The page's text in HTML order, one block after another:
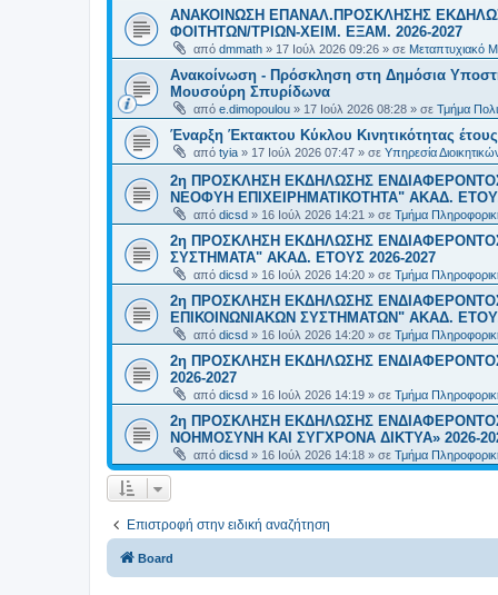
ΑΝΑΚΟΙΝΩΣΗ ΕΠΑΝΑΛ.ΠΡΟΣΚΛΗΣΗΣ
ΦΟΙΤΗΤΩΝ/ΤΡΙΩΝ-ΧΕΙΜ. ΕΞΑΜ. 2026-2027
από dmmath » 17 Ιούλ 2026 09:26 » σε Μεταπτυχιακό
Ανακοίνωση - Πρόσκληση στη Δημόσια
Μουσούρη Σπυρίδωνα
από e.dimopoulou » 17 Ιούλ 2026 08:28 » σε Τμήμα
Έναρξη Έκτακτου Κύκλου Κινητικότητας
από tyia » 17 Ιούλ 2026 07:47 » σε Υπηρεσία
2η ΠΡΟΣΚΛΗΣΗ ΕΚΔΗΛΩΣΗΣ
ΝΕΟΦΥΗ ΕΠΙΧΕΙΡΗΜΑΤΙΚΟΤΗΤΑ" ΑΚΑΔ.
από dicsd » 16 Ιούλ 2026 14:21 » σε Τμήμα
2η ΠΡΟΣΚΛΗΣΗ ΕΚΔΗΛΩΣΗΣ
ΣΥΣΤΗΜΑΤΑ" ΑΚΑΔ. ΕΤΟΥΣ 2026-2027
από dicsd » 16 Ιούλ 2026 14:20 » σε Τμήμα
2η ΠΡΟΣΚΛΗΣΗ ΕΚΔΗΛΩΣΗΣ
ΕΠΙΚΟΙΝΩΝΙΑΚΩΝ ΣΥΣΤΗΜΑΤΩΝ" ΑΚΑΔ.
από dicsd » 16 Ιούλ 2026 14:20 » σε Τμήμα
2η ΠΡΟΣΚΛΗΣΗ ΕΚΔΗΛΩΣΗΣ
2026-2027
από dicsd » 16 Ιούλ 2026 14:19 » σε Τμήμα
2η ΠΡΟΣΚΛΗΣΗ ΕΚΔΗΛΩΣΗΣ
ΝΟΗΜΟΣΥΝΗ ΚΑΙ ΣΥΓΧΡΟΝΑ ΔΙΚΤΥΑ» 2026-
από dicsd » 16 Ιούλ 2026 14:18 » σε Τμήμα
Επιστροφή στην ειδική αναζήτηση
Board